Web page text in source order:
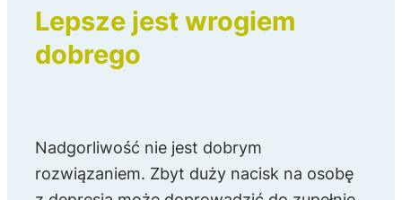
Lepsze jest wrogiem
dobrego
Nadgorliwość nie jest dobrym
rozwiązaniem. Zbyt duży nacisk na osobę